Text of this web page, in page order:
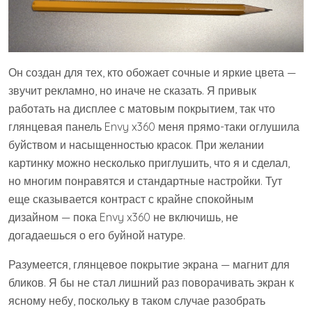
Он создан для тех, кто обожает сочные и яркие цвета —
звучит рекламно, но иначе не сказать. Я привык
работать на дисплее с матовым покрытием, так что
глянцевая панель Envy x360 меня прямо-таки оглушила
буйством и насыщенностью красок. При желании
картинку можно несколько приглушить, что я и сделал,
но многим понравятся и стандартные настройки. Тут
еще сказывается контраст с крайне спокойным
дизайном — пока Envy x360 не включишь, не
догадаешься о его буйной натуре.
Разумеется, глянцевое покрытие экрана — магнит для
бликов. Я бы не стал лишний раз поворачивать экран к
ясному небу, поскольку в таком случае разобрать